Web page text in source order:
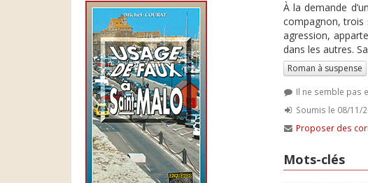
À la demande
compagnon, trois
agression,
dans les autres.
Roman à suspense
Il ne semble pas
Soumis le 08/11/
Proposer des
Mots-clés